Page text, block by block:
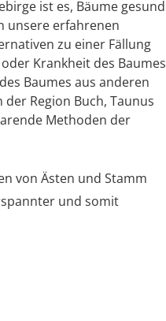
ist es, Bäume gesund
unsere erfahrenen
zu einer Fällung
Krankheit des Baumes
Baumes aus anderen
Region Buch, Taunus
Methoden der
von Ästen und Stamm
und somit